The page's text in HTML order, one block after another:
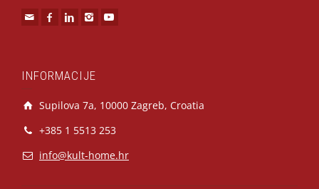
INFORMACIJE
Supilova 7a, 10000 Zagreb, Croatia
+385 1 5513 253
info@kult-home.hr